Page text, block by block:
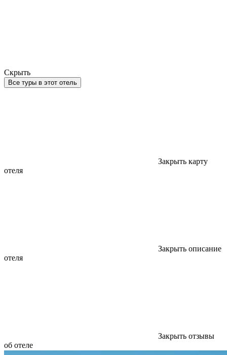
Скрыть
Все туры в этот отель
Закрыть карту
отеля
Закрыть описание
отеля
Закрыть отзывы
об отеле